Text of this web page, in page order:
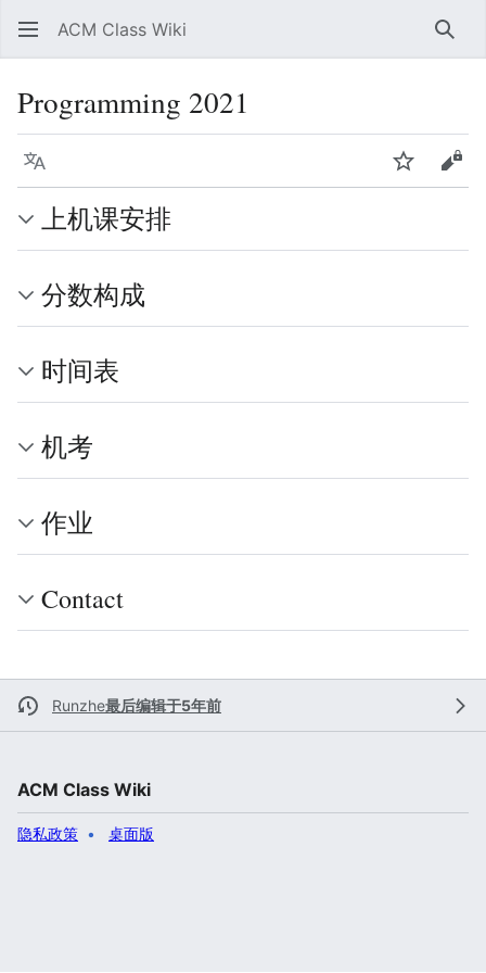
ACM Class Wiki 搜索
Programming 2021
语言 监视 查
上机课安排
分数构成
时间表
机考
作业
Contact
Runzhe最后编辑于5年前
ACM Class Wiki
隐私政策 桌面版